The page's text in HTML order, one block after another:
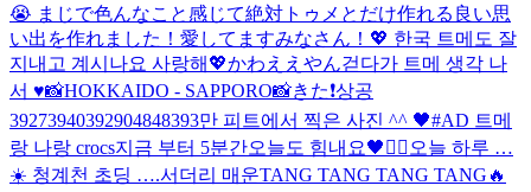
😭 まじで色んなこと感じて絶対トゥメとだけ作れる良い思
い出を作れました！愛してますみなさん！💖 한국 트메도 잘
지내고 계시나요 사랑해💖かわええやん걷다가 트메 생각 나
서 ♥️📸HOKKAIDO - SAPPORO📸きた❗️상공
39273940392904848393만 피트에서 찍은 사진 ^^ 🖤#AD 트메
랑 나랑 crocs지금 부터 5분간오늘도 힘내요🖤 ✌🏻 오늘 하루 …
☀️ 청계천 초딩 ….서더리 매운TANG TANG TANG TANG🔥